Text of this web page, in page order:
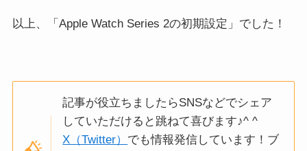
以上、「Apple Watch Series 2の初期設定」でした！
記事が役立ちましたらSNSなどでシェア
していただけると跳ねて喜びます♪^ ^
X（Twitter） でも情報発信しています！ブ